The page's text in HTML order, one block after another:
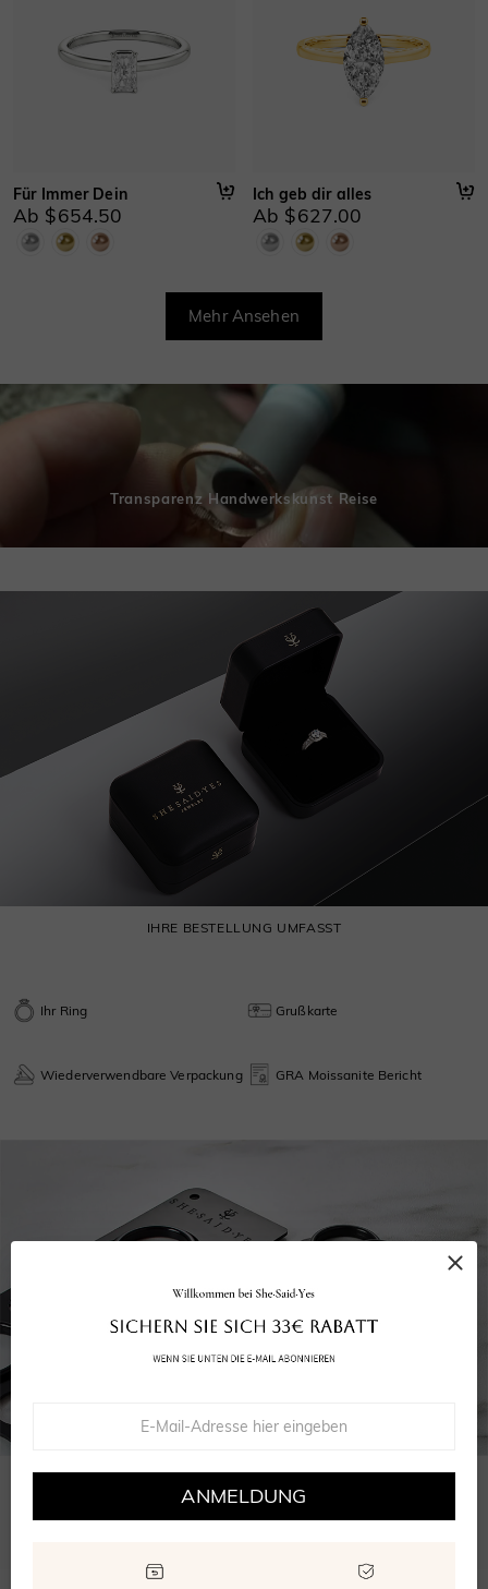
Für Immer Dein
Ab $654.50
Ich geb dir alles
Ab $627.00
Mehr Ansehen
Transparenz Handwerkskunst Reise
IHRE BESTELLUNG UMFASST
Ihr Ring Grußkarte
Wiederverwendbare Verpackung GRA Moissanite Bericht
WÄHLEN SIE DIE RICHTIGE GRÖSSE
Unser kostenloser Größenmesser stellt sicher, dass Ihr Ring perfekt passt.
ANMELDUNG